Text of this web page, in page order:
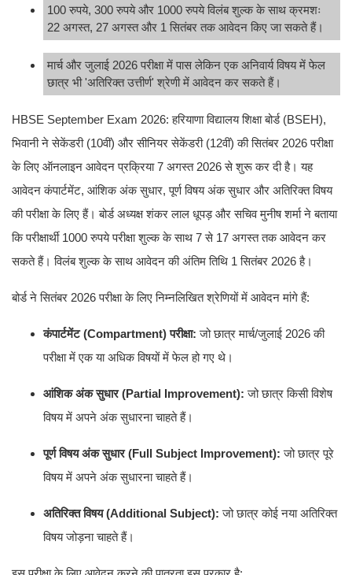
100 रुपये, 300 रुपये और 1000 रुपये विलंब शुल्क के साथ क्रमशः
22 अगस्त, 27 अगस्त और 1 सितंबर तक आवेदन किए जा सकते हैं।
मार्च और जुलाई 2026 परीक्षा में पास लेकिन एक अनिवार्य विषय में फेल
छात्र भी 'अतिरिक्त उत्तीर्ण' श्रेणी में आवेदन कर सकते हैं।
HBSE September Exam 2026: हरियाणा विद्यालय शिक्षा बोर्ड (BSEH),
भिवानी ने सेकेंडरी (10वीं) और सीनियर सेकेंडरी (12वीं) की सितंबर 2026 परीक्षा
के लिए ऑनलाइन आवेदन प्रक्रिया 7 अगस्त 2026 से शुरू कर दी है। यह
आवेदन कंपार्टमेंट, आंशिक अंक सुधार, पूर्ण विषय अंक सुधार और अतिरिक्त विषय
की परीक्षा के लिए हैं। बोर्ड अध्यक्ष शंकर लाल धूपड़ और सचिव मुनीष शर्मा ने बताया
कि परीक्षार्थी 1000 रुपये परीक्षा शुल्क के साथ 7 से 17 अगस्त तक आवेदन कर
सकते हैं। विलंब शुल्क के साथ आवेदन की अंतिम तिथि 1 सितंबर 2026 है।
बोर्ड ने सितंबर 2026 परीक्षा के लिए निम्नलिखित श्रेणियों में आवेदन मांगे हैं:
कंपार्टमेंट (Compartment) परीक्षा: जो छात्र मार्च/जुलाई 2026 की
परीक्षा में एक या अधिक विषयों में फेल हो गए थे।
आंशिक अंक सुधार (Partial Improvement): जो छात्र किसी विशेष
विषय में अपने अंक सुधारना चाहते हैं।
पूर्ण विषय अंक सुधार (Full Subject Improvement): जो छात्र पूरे
विषय में अपने अंक सुधारना चाहते हैं।
अतिरिक्त विषय (Additional Subject): जो छात्र कोई नया अतिरिक्त
विषय जोड़ना चाहते हैं।